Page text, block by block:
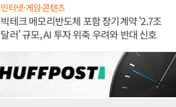
인터넷·게임·콘텐츠
빅테크 메모리반도체 포함 장기계약 '2.7조
달러' 규모, AI 투자 위축 우려와 반대 신호